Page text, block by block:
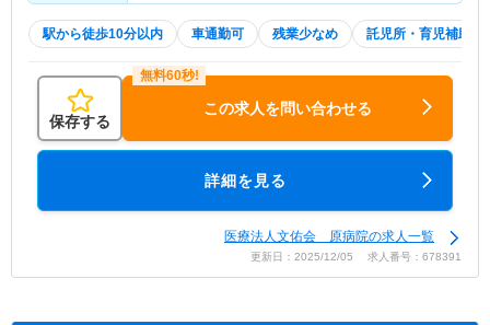
駅から徒歩10分以内 車通勤可 残業少なめ 託児所・育児補助
保存する
この求人を問い合わせる
詳細を見る
医療法人文佑会 原病院の求人一覧
更新日：2025/12/05 求人番号：678391